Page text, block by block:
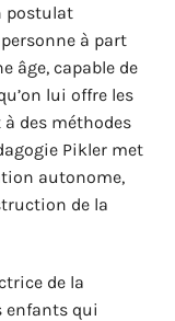
postulat
à part
âge, capable de
lui offre les
des méthodes
Pikler met
autonome,
de la
de la
enfants qui